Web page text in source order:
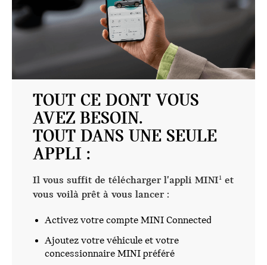
TOUT CE DONT VOUS
AVEZ BESOIN.
TOUT DANS UNE SEULE
APPLI :
Il vous suffit de télécharger l'appli MINI 1
et
vous voilà prêt à vous lancer :
Activez votre compte MINI Connected
Ajoutez votre véhicule et votre
concessionnaire MINI préféré